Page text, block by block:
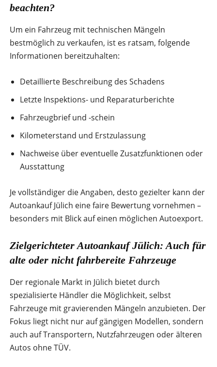
beachten?
Um ein Fahrzeug mit technischen Mängeln
bestmöglich zu verkaufen, ist es ratsam, folgende
Informationen bereitzuhalten:
Detaillierte Beschreibung des Schadens
Letzte Inspektions- und Reparaturberichte
Fahrzeugbrief und -schein
Kilometerstand und Erstzulassung
Nachweise über eventuelle Zusatzfunktionen oder
Ausstattung
Je vollständiger die Angaben, desto gezielter kann der
Autoankauf Jülich eine faire Bewertung vornehmen –
besonders mit Blick auf einen möglichen Autoexport.
Zielgerichteter Autoankauf Jülich: Auch für
alte oder nicht fahrbereite Fahrzeuge
Der regionale Markt in Jülich bietet durch
spezialisierte Händler die Möglichkeit, selbst
Fahrzeuge mit gravierenden Mängeln anzubieten. Der
Fokus liegt nicht nur auf gängigen Modellen, sondern
auch auf Transportern, Nutzfahrzeugen oder älteren
Autos ohne TÜV.